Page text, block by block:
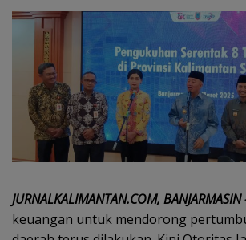
JURNALKALIMANTAN.COM, BANJARMASIN
keuangan untuk mendorong